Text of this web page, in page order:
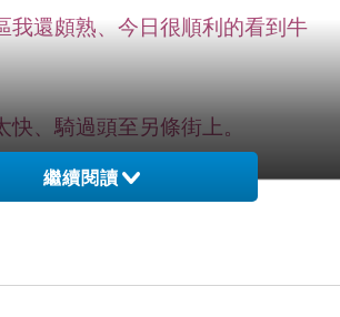
我還頗熟、今日很順利的看到牛
快、騎過頭至另條街上。
肉圓》，念頭閃過～肉圓不都添
怎會有香菇啊！
繼續閱讀